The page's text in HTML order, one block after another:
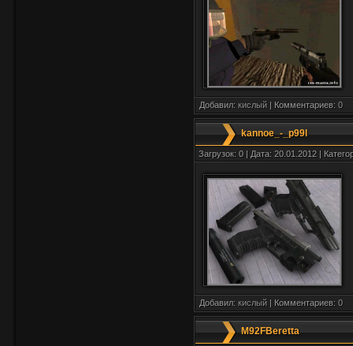
Добавил: кислый | Комментариев: 0
kannoe_-_p99l
Загрузок: 0 | Дата: 20.01.2012 |
Добавил: кислый | Комментариев: 0
M92FBeretta